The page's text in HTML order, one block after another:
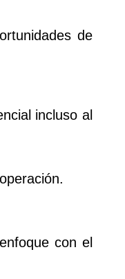
de
incluso al
con el